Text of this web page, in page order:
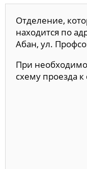
Отделение,
находится по
Абан, ул.
При
схему проезда